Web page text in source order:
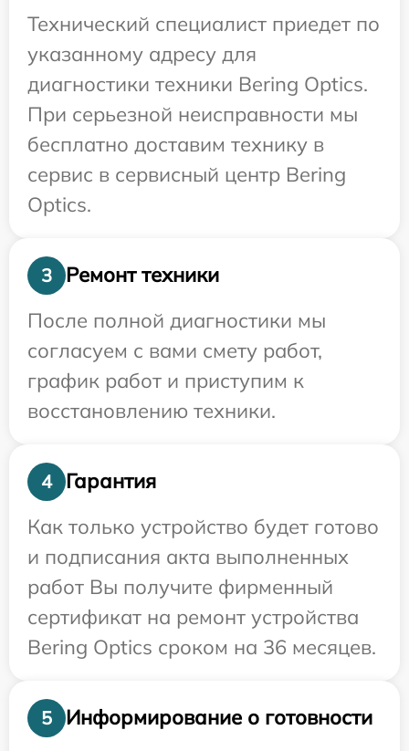
Технический специалист приедет по
указанному адресу для
диагностики техники Bering Optics.
При серьезной неисправности мы
бесплатно доставим технику в
сервис в сервисный центр Bering
Optics.
3
Ремонт техники
После полной диагностики мы
согласуем с вами смету работ,
график работ и приступим к
восстановлению техники.
4
Гарантия
Как только устройство будет готово
и подписания акта выполненных
работ Вы получите фирменный
сертификат на ремонт устройства
Bering Optics сроком на 36 месяцев.
5
Информирование о готовности